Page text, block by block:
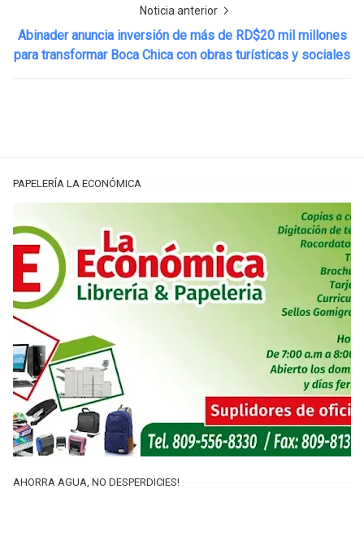
Noticia anterior
Abinader anuncia inversión de más de RD$20 mil millones
para transformar Boca Chica con obras turísticas y sociales
PAPELERÍA LA ECONÓMICA
AHORRA AGUA, NO DESPERDICIES!